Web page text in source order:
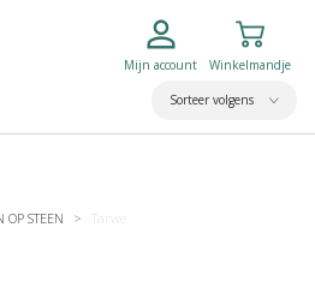
Mijn account Winkelmandje
Sorteer volgens
STEEN Tarwe